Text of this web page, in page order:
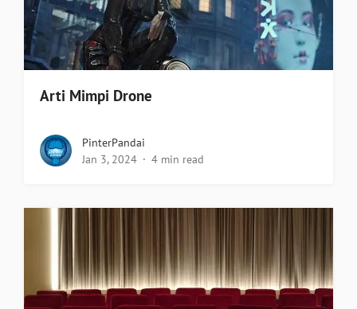
Arti Mimpi Drone
PinterPandai
Jan 3, 2024
4 min read